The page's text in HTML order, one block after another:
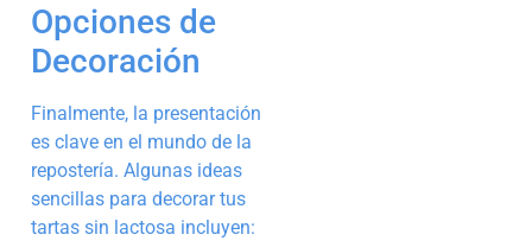
Opciones de
Decoración
Finalmente, la presentación
es clave en el mundo de la
repostería. Algunas ideas
sencillas para decorar tus
tartas sin lactosa incluyen: